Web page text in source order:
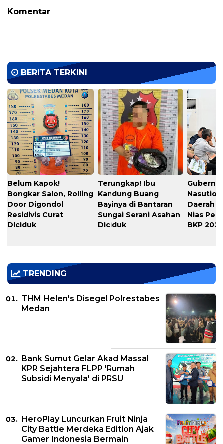
Komentar
BERITA TERKINI
Belum Kapok!
Bongkar Salon, Rolling
Door Digondol
Residivis Curat
Diciduk
Terungkap! Ibu
Kandung Buang
Bayinya di Bantaran
Sungai Serani Asahan
Diciduk
Daerah
Nias
BKP
TRENDING
THM Helen's Disegel Polrestabes
Medan
Bank Sumut Gelar Akad Massal
KPR Sejahtera FLPP 'Rumah
Subsidi Menyala' di PRSU
HeroPlay Luncurkan Fruit Ninja
City Battle Merdeka Edition Ajak
Gamer Indonesia Bermain